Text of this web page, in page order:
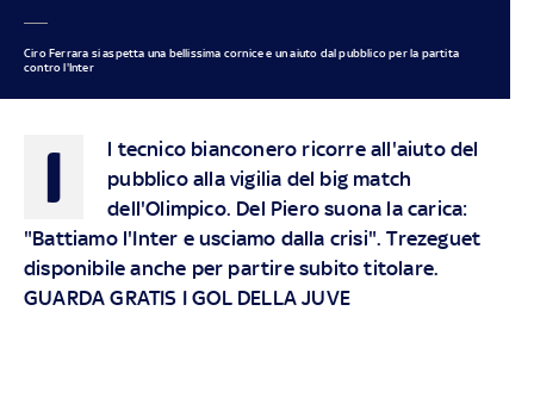
Ciro Ferrara si aspetta una bellissima cornice e un aiuto dal pubblico per la partita
contro l'Inter
I
l tecnico bianconero ricorre all'aiuto del
pubblico alla vigilia del big match
dell'Olimpico. Del Piero suona la carica:
"Battiamo l'Inter e usciamo dalla crisi". Trezeguet
disponibile anche per partire subito titolare.
GUARDA GRATIS I GOL DELLA JUVE